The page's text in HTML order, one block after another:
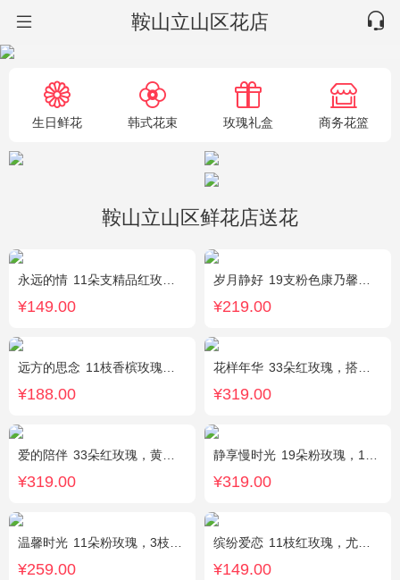
鞍山立山区花店
生日鲜花 韩式花束 玫瑰礼盒 商务花篮
鞍山立山区鲜花店送花
永远的情 11朵支精品红玫瑰，搭配适量满天星、栀子叶。
¥149.00
岁月静好 19支粉色康乃馨，1枝白色多头百合，搭配满天星、黄莺装饰。
¥219.00
远方的思念 11枝香槟玫瑰单独包装，绿叶丰满。
¥188.00
花样年华 33朵红玫瑰，搭配适量石竹梅外围。
¥319.00
爱的陪伴 33朵红玫瑰，黄莺间插点缀，白色满天星外围点缀搭配
¥319.00
静享慢时光 19朵粉玫瑰，1枝粉色绣球，粉色洋桔梗、白色乒乓菊、尤加利搭配
¥319.00
温馨时光 11朵粉玫瑰，3枝多头粉百合，黄莺搭配
¥259.00
缤纷爱恋 11枝红玫瑰，尤加利叶搭配
¥149.00